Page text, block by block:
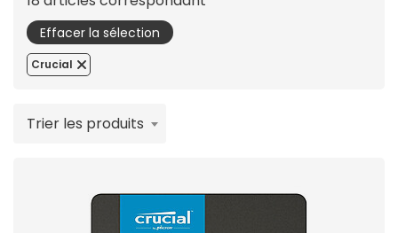
Effacer la sélection
Crucial
Trier les produits